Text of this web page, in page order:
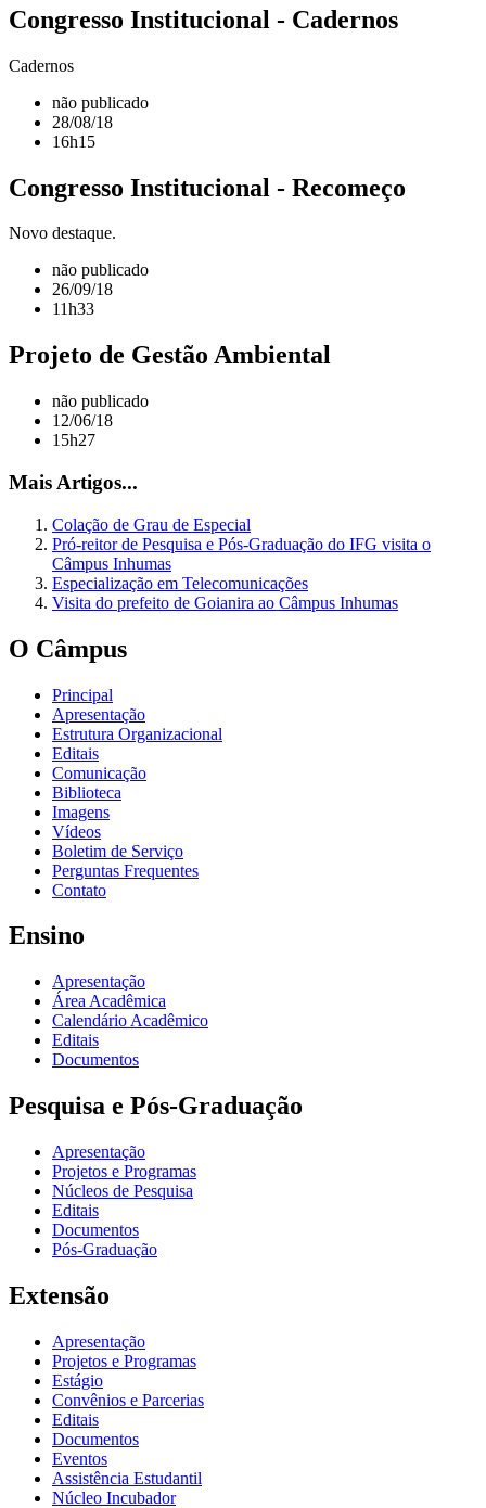
Congresso Institucional - Cadernos
Cadernos
não publicado
28/08/18
16h15
Congresso Institucional - Recomeço
Novo destaque.
não publicado
26/09/18
11h33
Projeto de Gestão Ambiental
não publicado
12/06/18
15h27
Mais Artigos...
Colação de Grau de Especial
Pró-reitor de Pesquisa e Pós-Graduação do IFG visita o
Câmpus Inhumas
Especialização em Telecomunicações
Visita do prefeito de Goianira ao Câmpus Inhumas
O Câmpus
Principal
Apresentação
Estrutura Organizacional
Editais
Comunicação
Biblioteca
Imagens
Vídeos
Boletim de Serviço
Perguntas Frequentes
Contato
Ensino
Apresentação
Área Acadêmica
Calendário Acadêmico
Editais
Documentos
Pesquisa e Pós-Graduação
Apresentação
Projetos e Programas
Núcleos de Pesquisa
Editais
Documentos
Pós-Graduação
Extensão
Apresentação
Projetos e Programas
Estágio
Convênios e Parcerias
Editais
Documentos
Eventos
Assistência Estudantil
Núcleo Incubador